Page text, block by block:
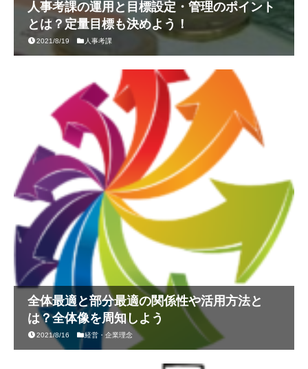
人事考課の運用と目標設定・管理のポイント
とは？定量目標も決めよう！
2021/8/19 人事考課
全体最適と部分最適の関係性や活用方法と
は？全体像を周知しよう
2021/8/16 経営・企業理念